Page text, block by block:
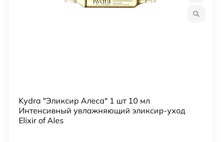
Kydra "Эликсир Алеса" 1 шт 10 мл
Интенсивный увлажняющий эликсир-уход
Elixir of Ales